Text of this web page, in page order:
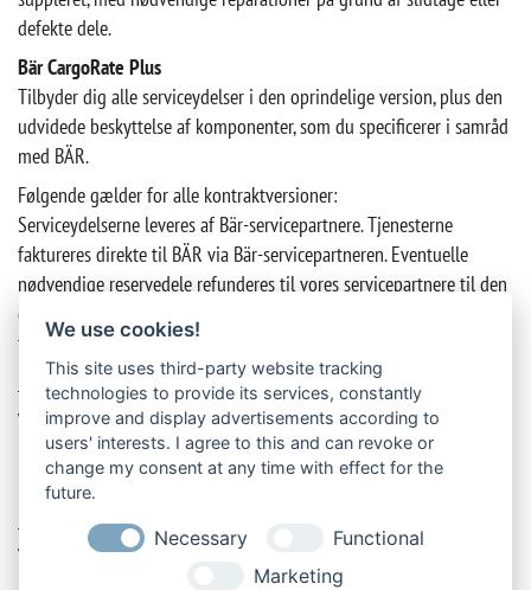
defekte dele.
Bär CargoRate Plus
Tilbyder dig alle serviceydelser i den oprindelige version, plus den
udvidede beskyttelse af komponenter, som du specificerer i samråd
med BÄR.
Følgende gælder for alle kontraktversioner:
Serviceydelserne leveres af Bär-servicepartnere. Tjenesterne
faktureres direkte til BÄR via Bär-servicepartneren. Eventuelle
nødvendige reservedele refunderes til vores servicepartnere til den
oprindelige købspris for at sikre en fair og gennemsigtig
fakturering.
Mere information om Bär CargoRate »
Vælg den rigtige version til dig, og få gavn af Bär Cargolifts
mangeårige erfaring og ekspertise. BÄR giver dig gerne detaljeret
rådgivning eller hjælper dig med at indgå en kontrakt.
Kontakt os »
TAGS
We use cookies!
This site uses third-party website tracking
technologies to provide its services, constantly
improve and display advertisements according to
users' interests. I agree to this and can revoke or
change my consent at any time with effect for the
future.
Necessary
Functional
Marketing